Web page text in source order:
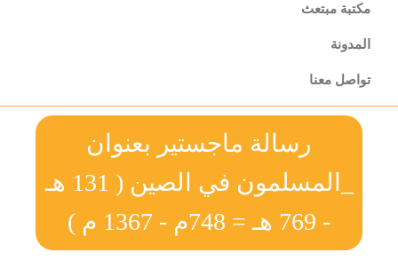
مكتبة مبتعث
المدونة
تواصل معنا
رسالة ماجستير بعنوان
_المسلمون في الصين ( 131 هـ
- 769 هـ = 748م - 1367 م )